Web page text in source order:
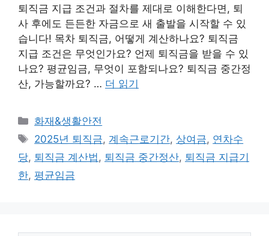
퇴직금 지급 조건과 절차를 제대로 이해한다면, 퇴
사 후에도 든든한 자금으로 새 출발을 시작할 수 있
습니다! 목차 퇴직금, 어떻게 계산하나요? 퇴직금
지급 조건은 무엇인가요? 언제 퇴직금을 받을 수 있
나요? 평균임금, 무엇이 포함되나요? 퇴직금 중간정
산, 가능할까요? … 더 읽기
카
테
리
화재&생활안전
태
그
2025년 퇴직금, 계속근로기간, 상여금, 연차수
당, 퇴직금 계산법 , 퇴직금 중간정산, 퇴직금 지급기
한, 평균임금